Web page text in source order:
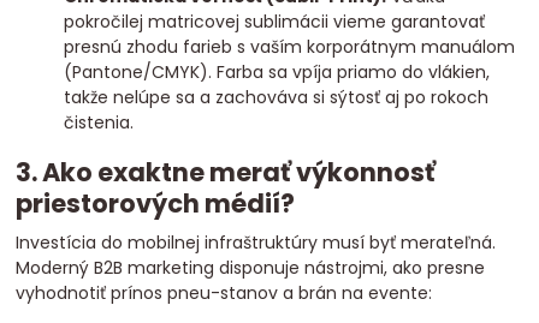
pokročilej matricovej sublimácii vieme garantovať
presnú zhodu farieb s vaším korporátnym manuálom
(Pantone/CMYK). Farba sa vpíja priamo do vlákien,
takže nelúpe sa a zachováva si sýtosť aj po rokoch
čistenia.
3. Ako exaktne merať výkonnosť
priestorových médií?
Investícia do mobilnej infraštruktúry musí byť merateľná.
Moderný B2B marketing disponuje nástrojmi, ako presne
vyhodnotiť prínos pneu-stanov a brán na evente: